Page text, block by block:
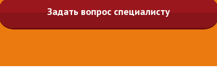
Задать вопрос специалисту